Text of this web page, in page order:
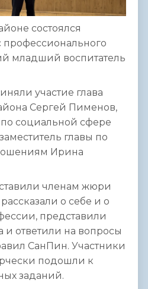
состоялся
младший воспитатель
участие глава
Сергей Пименов,
по социальной сфере
главы по
Ирина
членам жюри
о себе и о
представили
и ответили на вопросы
СанПин. Участники
подошли к
заданий.